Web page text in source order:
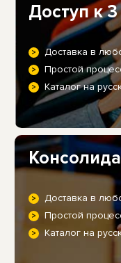
Доступ к
Доставка в
Простой
Каталог на
Доставка в
Простой
Каталог на